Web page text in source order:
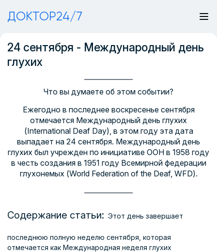
ДОКТОР24/7
24 сентября - Международный день
глухих
Что вы думаете об этом событии?
Ежегодно в последнее воскресенье сентября
отмечается Международный день глухих
(International Deaf Day), в этом году эта дата
выпадает на 24 сентября. Международный день
глухих был учрежден по инициативе ООН в 1958 году
в честь создания в 1951 году Всемирной федерации
глухонемых (World Federation of the Deaf, WFD).
Содержание статьи: Этот день завершает
последнюю полную неделю сентября, которая
отмечается как Международная неделя глухих